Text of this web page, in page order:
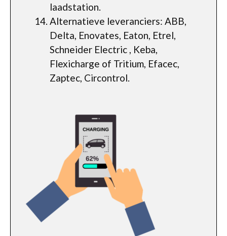
laadstation.
Alternatieve leveranciers: ABB,
Delta, Enovates, Eaton, Etrel,
Schneider Electric , Keba,
Flexicharge of Tritium, Efacec,
Zaptec, Circontrol.